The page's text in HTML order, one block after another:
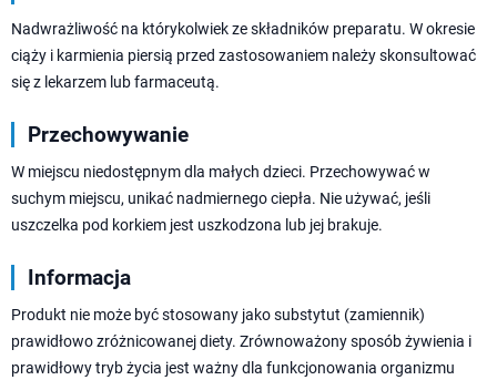
Nadwrażliwość na którykolwiek ze składników preparatu. W okresie
ciąży i karmienia piersią przed zastosowaniem należy skonsultować
się z lekarzem lub farmaceutą.
Przechowywanie
W miejscu niedostępnym dla małych dzieci. Przechowywać w
suchym miejscu, unikać nadmiernego ciepła. Nie używać, jeśli
uszczelka pod korkiem jest uszkodzona lub jej brakuje.
Informacja
Produkt nie może być stosowany jako substytut (zamiennik)
prawidłowo zróżnicowanej diety. Zrównoważony sposób żywienia i
prawidłowy tryb życia jest ważny dla funkcjonowania organizmu